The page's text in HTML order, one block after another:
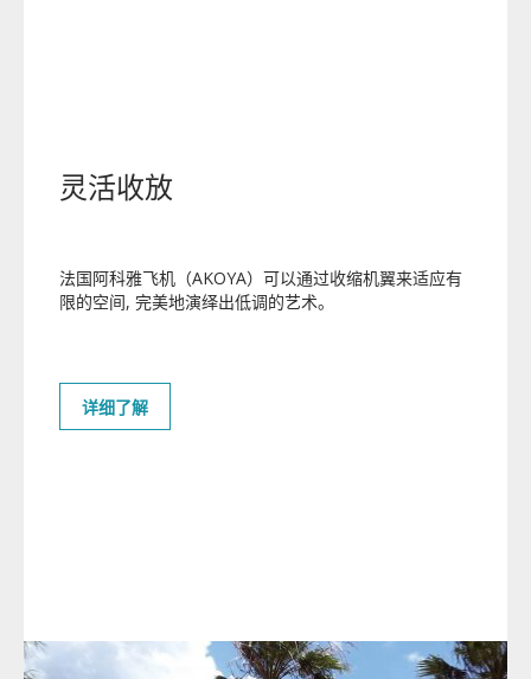
灵活收放
法国阿科雅飞机（AKOYA）可以通过收缩机翼来适应有
限的空间, 完美地演绎出低调的艺术。
详细了解